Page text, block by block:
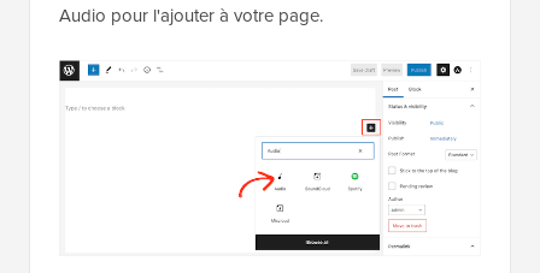
Audio pour l'ajouter à votre page.